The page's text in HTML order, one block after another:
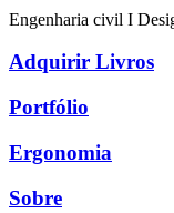
Engenharia civil I
Adquirir Livros
Portfólio
Ergonomia
Sobre